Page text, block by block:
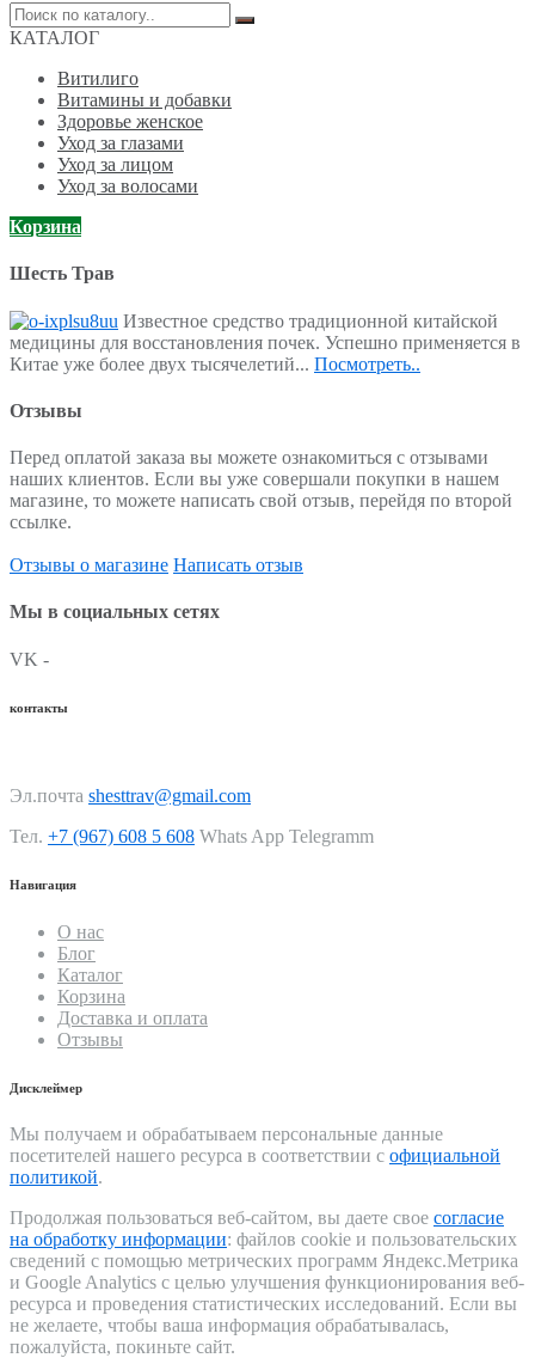
Поиск
по:
КАТАЛОГ
Витилиго
Витамины и добавки
Здоровье женское
Уход за глазами
Уход за лицом
Уход за волосами
Корзина
Шесть Трав
Известное средство традиционной китайской
медицины для восстановления почек. Успешно применяется в
Китае уже более двух тысячелетий... Посмотреть..
Отзывы
Перед оплатой заказа вы можете ознакомиться с отзывами
наших клиентов. Если вы уже совершали покупки в нашем
магазине, то можете написать свой отзыв, перейдя по второй
ссылке.
Отзывы о магазине Написать отзыв
Мы в социальных сетях
VK -
контакты
Эл.почта shesttrav@gmail.com
Тел. +7 (967) 608 5 608 Whats App Telegramm
Навигация
О нас
Блог
Каталог
Корзина
Доставка и оплата
Отзывы
Дисклеймер
Мы получаем и обрабатываем персональные данные
посетителей нашего ресурса в соответствии с официальной
политикой.
Продолжая пользоваться веб-сайтом, вы даете свое согласие
на обработку информации: файлов cookie и пользовательских
сведений с помощью метрических программ Яндекс.Метрика
и Google Analytics с целью улучшения функционирования веб-
ресурса и проведения статистических исследований. Если вы
не желаете, чтобы ваша информация обрабатывалась,
пожалуйста, покиньте сайт.